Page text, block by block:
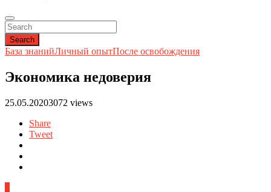
Search
База знанийЛичный опытПосле освобождения
Экономика недоверия
25.05.20203072 views
Share
Tweet